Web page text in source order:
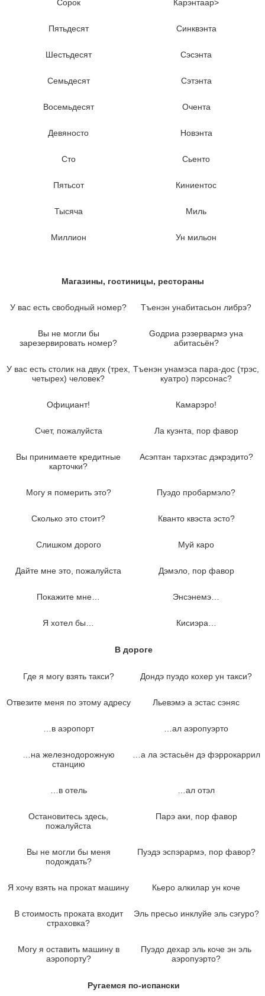
Сорок Карэнтааp>
Пятьдесят Синквэнта
Шестьдесят Сэсэнта
Семьдесят Сэтэнта
Восемьдесят Очента
Девяносто Новэнта
Сто Сьенто
Пятьсот Киниентос
Тысяча Миль
Миллион Ун мильон
Магазины, гостиницы, рестораны
У вас есть свободный номер? Тъенэн унабитасьон либрэ?
Вы не могли бы
зарезервировать номер?
Gодриа рэзервармэ уна
абитасьён?
У вас есть столик на двух (трех,
четырех) человек?
Тъенэн унамэса пара-дос (трэс,
куатро) пэрсонас?
Официант! Камарэро!
Счет, пожалуйста Ла куэнта, пор фавор
Вы принимаете кредитные
карточки?
Асэптан тархэтас дэкрэдито?
Могу я померить это? Пуэдо пробармэло?
Сколько это стоит? Кванто квэста эсто?
Слишком дорого Муй каро
Дайте мне это, пожалуйста Дэмэло, пор фавор
Покажите мне… Энсэнемэ…
Я хотел бы… Кисиэра…
В дороге
Где я могу взять такси? Дондэ пуэдо кохер ун такси?
Отвезите меня по этому адресу Льевэмэ а эстас сэняс
…в аэропорт …ал аэропуэрто
…на железнодорожную
станцию
…а ла эстасьён дэ фэррокаррил
…в отель …ал отэл
Остановитесь здесь,
пожалуйста
Парэ аки, пор фавор
Вы не могли бы меня
подождать?
Пуэдэ эспэрармэ, пор фавор?
Я хочу взять на прокат машину Кьеро алкилар ун коче
В стоимость проката входит
страховка?
Эль пресьо инклуйе эль сэгуро?
Могу я оставить машину в
аэропорту?
Пуэдо дехар эль коче эн эль
аэропуэрто?
Ругаемся по-испански